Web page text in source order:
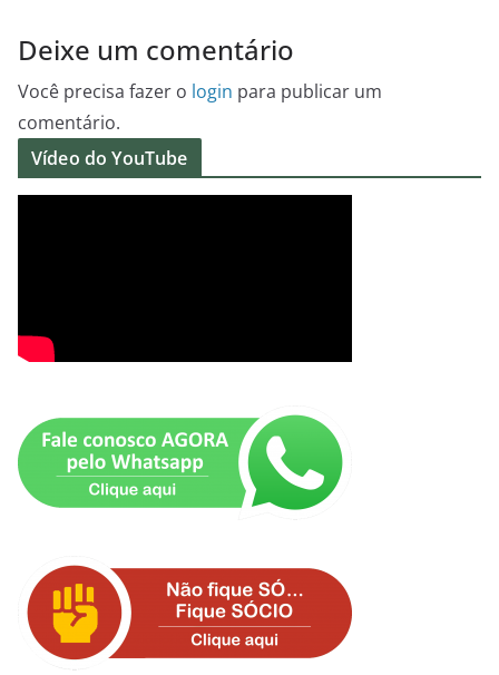
Deixe um comentário
Você precisa fazer o login para publicar um
comentário.
Vídeo do YouTube